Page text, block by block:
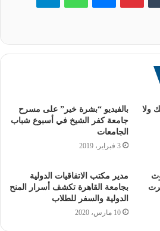
يقاتلون بكلماتهم وأعمالهم
للشعب والجيش.
لرفع الهمم
في مصر لم تكن مجرد دعم
في تحفيز الشعب على المشاركة
دفع المواطنين للتبرع بالدم
والمساهمة بشكل مباشر
الحربي، كان الفن والأدب
ولا
بالفيديو “بشرة خير” على مسرح
جامعة كفر الشيخ في أسبوع شباب
الجامعات
3 فبراير، 2019
مدير مكتب الاتفاقيات الدولية
بجامعة القاهرة تكشف أسرار المنح
الدولية والسفر للطلاب
10 مارس، 2020